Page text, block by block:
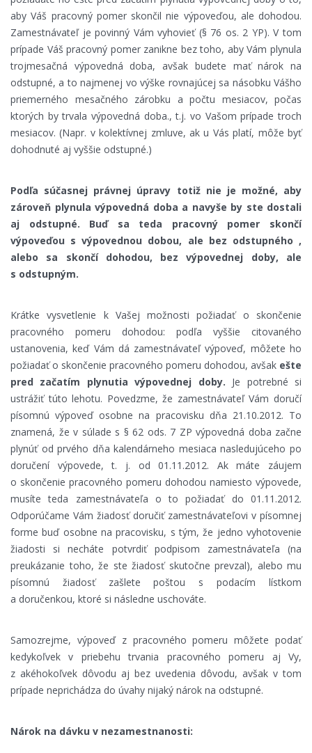
aby Váš pracovný pomer skončil nie výpoveďou, ale dohodou.
Zamestnávateľ je povinný Vám vyhovieť (§ 76 os. 2 YP). V tom
prípade Váš pracovný pomer zanikne bez toho, aby Vám plynula
trojmesačná výpovedná doba, avšak budete mať nárok na
odstupné, a to najmenej vo výške rovnajúcej sa násobku Vášho
priemerného mesačného zárobku a počtu mesiacov, počas
ktorých by trvala výpovedná doba., t.j. vo Vašom prípade troch
mesiacov. (Napr. v kolektívnej zmluve, ak u Vás platí, môže byť
dohodnuté aj vyššie odstupné.)
Podľa súčasnej právnej úpravy totiž nie je možné, aby
zároveň plynula výpovedná doba a navyše by ste dostali
aj odstupné. Buď sa teda pracovný pomer skončí
výpoveďou s výpovednou dobou, ale bez odstupného ,
alebo sa skončí dohodou, bez výpovednej doby, ale
s odstupným.
Krátke vysvetlenie k Vašej možnosti požiadať o skončenie
pracovného pomeru dohodou: podľa vyššie citovaného
ustanovenia, keď Vám dá zamestnávateľ výpoveď, môžete ho
požiadať o skončenie pracovného pomeru dohodou, avšak ešte
pred začatím plynutia výpovednej doby. Je potrebné si
ustrážiť túto lehotu. Povedzme, že zamestnávateľ Vám doručí
písomnú výpoveď osobne na pracovisku dňa 21.10.2012. To
znamená, že v súlade s § 62 ods. 7 ZP výpovedná doba začne
plynúť od prvého dňa kalendárneho mesiaca nasledujúceho po
doručení výpovede, t. j. od 01.11.2012. Ak máte záujem
o skončenie pracovného pomeru dohodou namiesto výpovede,
musíte teda zamestnávateľa o to požiadať do 01.11.2012.
Odporúčame Vám žiadosť doručiť zamestnávateľovi v písomnej
forme buď osobne na pracovisku, s tým, že jedno vyhotovenie
žiadosti si necháte potvrdiť podpisom zamestnávateľa (na
preukázanie toho, že ste žiadosť skutočne prevzal), alebo mu
písomnú žiadosť zašlete poštou s podacím lístkom
a doručenkou, ktoré si následne uschováte.
Samozrejme, výpoveď z pracovného pomeru môžete podať
kedykoľvek v priebehu trvania pracovného pomeru aj Vy,
z akéhokoľvek dôvodu aj bez uvedenia dôvodu, avšak v tom
prípade neprichádza do úvahy nijaký nárok na odstupné.
Nárok na dávku v nezamestnanosti: